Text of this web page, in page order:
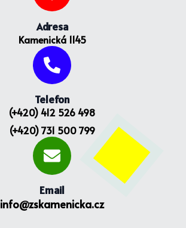
Adresa
Kamenická 1145
Telefon
(+420) 412 526 498
(+420) 731 500 799
Email
info@zskamenicka.cz